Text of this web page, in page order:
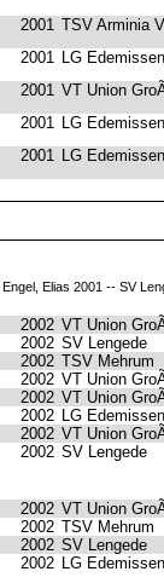
2001 TSV Arminia
2001 LG
2001 VT Union
2001 LG
2001 LG
Engel, Elias 2001 -- SV
2002 VT Union
2002 SV Lengede
2002 TSV Mehrum
2002 VT Union
2002 VT Union
2002 LG
2002 VT Union
2002 SV Lengede
2002 VT Union
2002 TSV Mehrum
2002 SV Lengede
2002 LG